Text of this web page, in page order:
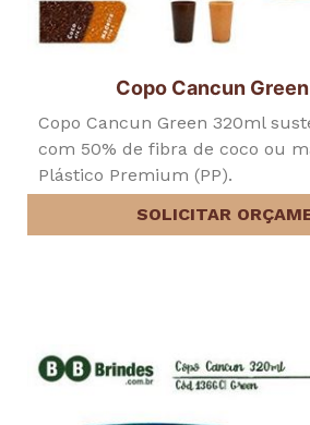
Copo Cancun
Copo Cancun Green 320ml
com 50% de fibra de coco ou
Plástico Premium (PP).
SOLICITAR